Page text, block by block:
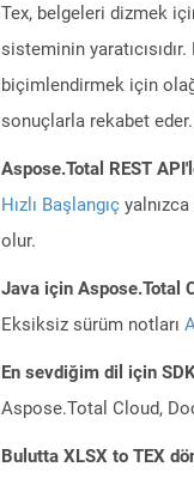
Tex, belgeleri dizmek
sisteminin
biçimlendirmek için
sonuçlarla rekabet
Aspose.Total REST
Hızlı Başlangıç
olur.
Java için Aspose.Total
Eksiksiz sürüm notları
En sevdiğim dil için
Aspose.Total Cloud,
Bulutta XLSX to TEX